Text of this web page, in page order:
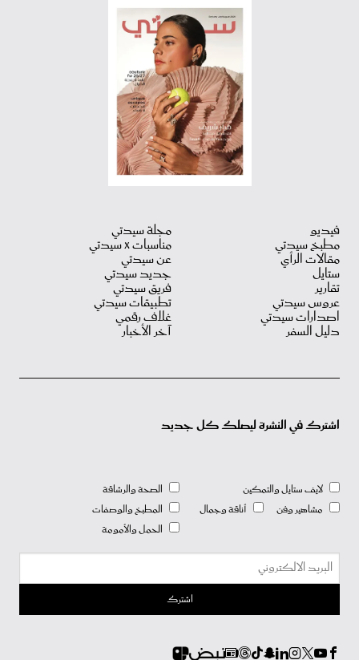
فيديو
مطبخ سيدتي
مقالات الرأي
ستايل
تقارير
عروس سيدتي
اصدارات سيدتي
دليل السفر
مجلة سيدتي
مناسبات X سيدتي
عن سيدتي
جديد سيدتي
فريق سيدتي
تطبيقات سيدتي
غلاف رقمي
آخر الأخبار
اشترك في النشرة ليصلك كل جديد
لايف ستايل والتمكين
مشاهير وفن
أناقة وجمال
الصحة والرشاقة
المطبخ والوصفات
الحمل والأمومة